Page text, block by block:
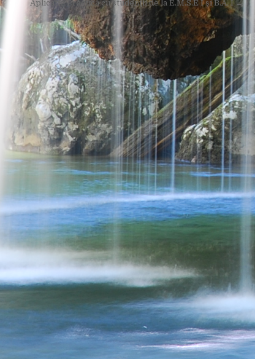
Post
navigation
Aplicaţie Practică cu studenţii de la E.M.S.E I şi B.A. I →